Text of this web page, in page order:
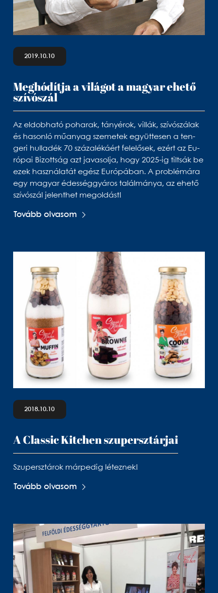
2019.10.10
Meg­hó­dítja a vi­lá­got a ma­gyar ehető
szí­vó­szál
Az el­dob­ható po­ha­rak, tá­nyé­rok, vil­lák, szí­vó­szá­lak
és ha­sonló mű­anyag sze­me­tek együt­te­sen a ten­
geri hul­la­dék 70 szá­za­lé­káért fe­le­lő­sek, ezért az Eu­
ró­pai Bi­zott­ság azt ja­va­solja, hogy 2025-ig tilt­sák be
ezek hasz­ná­la­tát egész Eu­ró­pá­ban. A prob­lé­mára
egy ma­gyar édes­ség­gyá­ros ta­lál­má­nya, az ehető
szí­vó­szál je­lent­het meg­ol­dást!
Tovább olvasom
2018.10.10
A Classic Kitchen szupersztárjai
Szupersztárok márpedig léteznek!
Tovább olvasom